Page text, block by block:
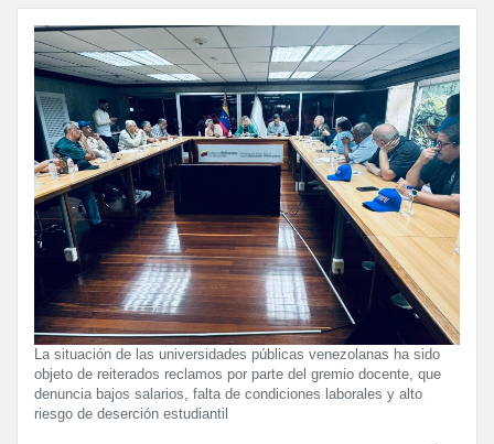
La situación de las universidades públicas venezolanas ha sido
objeto de reiterados reclamos por parte del gremio docente, que
denuncia bajos salarios, falta de condiciones laborales y alto
riesgo de deserción estudiantil